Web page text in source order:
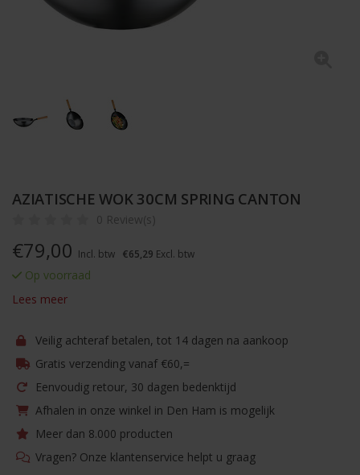
AZIATISCHE WOK 30CM SPRING CANTON
0 Review(s)
€79,00 Incl. btw €65,29 Excl. btw
Op voorraad
Lees meer
Veilig achteraf betalen, tot 14 dagen na aankoop
Gratis verzending vanaf €60,=
Eenvoudig retour, 30 dagen bedenktijd
Afhalen in onze winkel in Den Ham is mogelijk
Meer dan 8.000 producten
Vragen? Onze klantenservice helpt u graag